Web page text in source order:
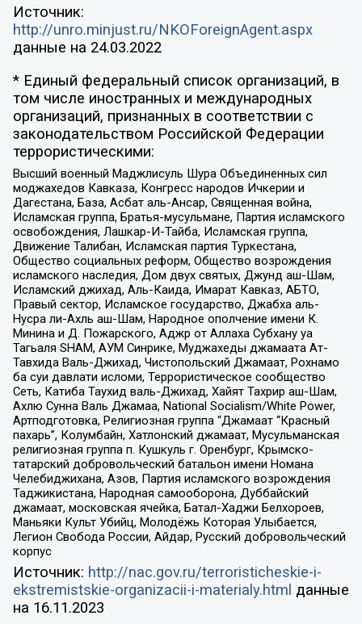
Источник:
http://unro.minjust.ru/NKOForeignAgent.aspx
данные на 24.03.2022
* Единый федеральный список организаций, в
том числе иностранных и международных
организаций, признанных в соответствии с
законодательством Российской Федерации
террористическими:
Высший военный Маджлисуль Шура Объединенных сил
моджахедов Кавказа, Конгресс народов Ичкерии и
Дагестана, База, Асбат аль-Ансар, Священная война,
Исламская группа, Братья-мусульмане, Партия исламского
освобождения, Лашкар-И-Тайба, Исламская группа,
Движение Талибан, Исламская партия Туркестана,
Общество социальных реформ, Общество возрождения
исламского наследия, Дом двух святых, Джунд аш-Шам,
Исламский джихад, Аль-Каида, Имарат Кавказ, АБТО,
Правый сектор, Исламское государство, Джабха аль-
Нусра ли-Ахль аш-Шам, Народное ополчение имени К.
Минина и Д. Пожарского, Аджр от Аллаха Субхану уа
Тагьаля SHAM, АУМ Синрике, Муджахеды джамаата Ат-
Тавхида Валь-Джихад, Чистопольский Джамаат, Рохнамо
ба суи давлати исломи, Террористическое сообщество
Сеть, Катиба Таухид валь-Джихад, Хайят Тахрир аш-Шам,
Ахлю Сунна Валь Джамаа, National Socialism/White Power,
Артподготовка, Религиозная группа “Джамаат “Красный
пахарь”, Колумбайн, Хатлонский джамаат, Мусульманская
религиозная группа п. Кушкуль г. Оренбург, Крымско-
татарский добровольческий батальон имени Номана
Челебиджихана, Азов, Партия исламского возрождения
Таджикистана, Народная самооборона, Дуббайский
джамаат, московская ячейка, Батал-Хаджи Белхороев,
Маньяки Культ Убийц, Молодёжь Которая Улыбается,
Легион Свобода России, Айдар, Русский добровольческий
корпус
Источник: http://nac.gov.ru/terroristicheskie-i-
ekstremistskie-organizacii-i-materialy.html данные
на 16.11.2023